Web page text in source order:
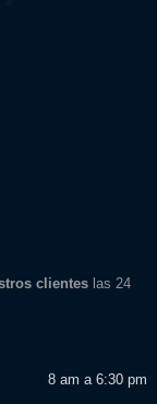
clienteslas 24
8 am a 6:30 pm